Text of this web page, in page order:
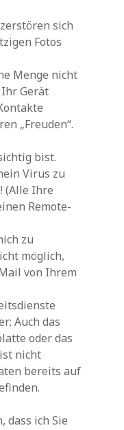
sich
Fotos
Menge nicht
Gerät
„Freuden“.
bist.
Virus zu
(Alle Ihre
Remote-
zu
möglich,
von Ihrem
Auch das
oder das
nicht
bereits auf
dass ich Sie